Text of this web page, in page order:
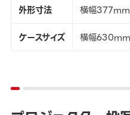
外形寸法
横幅
ケースサイズ
横幅